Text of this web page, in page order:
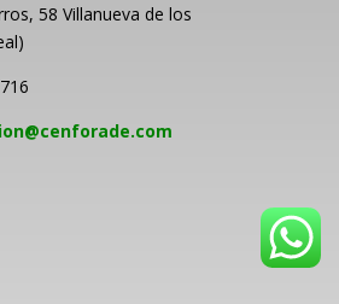
58 Villanueva de los